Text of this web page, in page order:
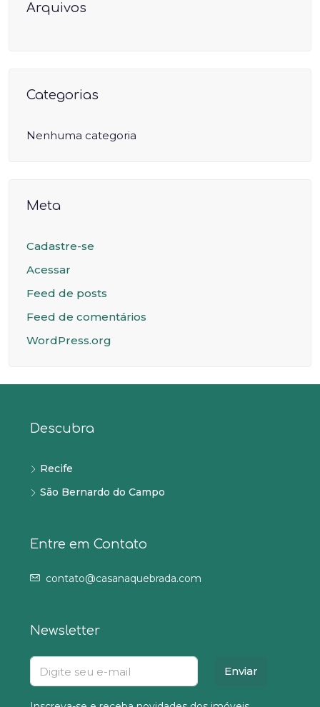
Arquivos
Categorias
Nenhuma categoria
Meta
Cadastre-se
Acessar
Feed de posts
Feed de comentários
WordPress.org
Descubra
Recife
São Bernardo do Campo
Entre em Contato
contato@casanaquebrada.com
Newsletter
Enviar